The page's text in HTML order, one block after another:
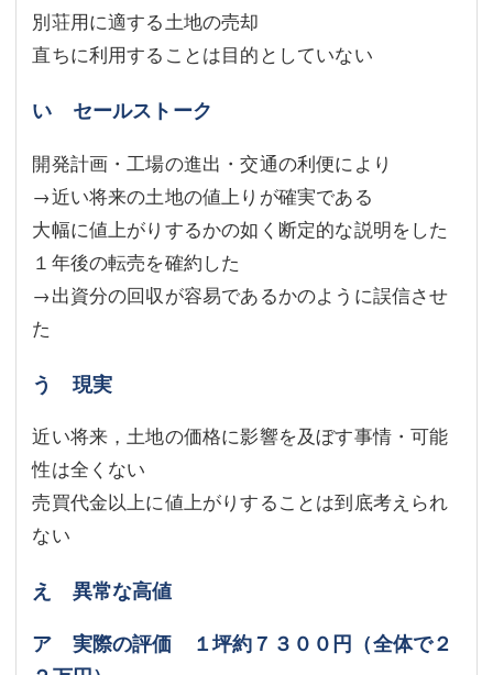
別荘用に適する土地の売却
直ちに利用することは目的としていない
い セールストーク
開発計画・工場の進出・交通の利便により
→近い将来の土地の値上りが確実である
大幅に値上がりするかの如く断定的な説明をした
１年後の転売を確約した
→出資分の回収が容易であるかのように誤信させ
た
う 現実
近い将来，土地の価格に影響を及ぼす事情・可能
性は全くない
売買代金以上に値上がりすることは到底考えられ
ない
え 異常な高値
ア 実際の評価 １坪約７３００円（全体で２